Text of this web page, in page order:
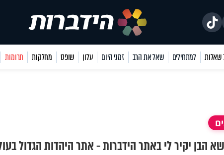
למתחילים שאל את הרב זמני היום עלון שופס מחלקות תרומות
הבן יקיר לי באתר הידברות - אתר היהדות הגדול